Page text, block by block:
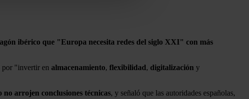
ibérico que "Europa necesita redes del siglo XXI" con más
por "invertir en almacenamiento, flexibilidad, digitalización y
arrojen conclusiones técnicas, y señaló que las autoridades españolas,